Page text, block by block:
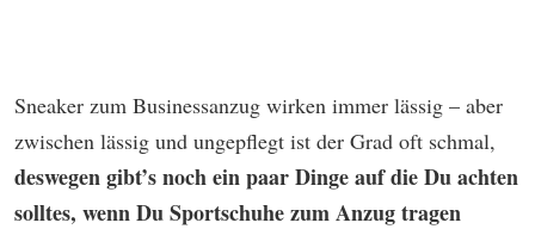
Sneaker zum Businessanzug wirken immer lässig – aber
zwischen lässig und ungepflegt ist der Grad oft schmal,
deswegen gibt’s noch ein paar Dinge auf die Du achten
solltes, wenn Du Sportschuhe zum Anzug tragen